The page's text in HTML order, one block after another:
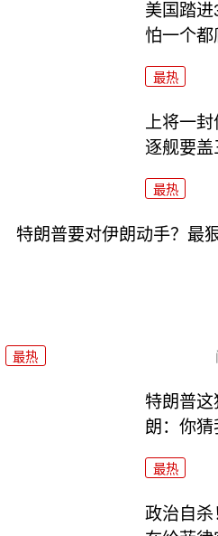
美国踏
怕一个都
最热
上将一
逐舰要盖
最热
特朗普要对伊朗动手？最
最热
特朗普
朗：你猜
最热
政治自杀